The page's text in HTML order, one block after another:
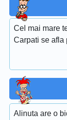
Cel mai mare
Carpati se afla
Alinuta are o